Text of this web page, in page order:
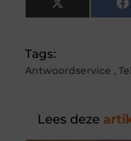
X
(Twitter)
Tags:
Antwoordservice ,
Lees deze